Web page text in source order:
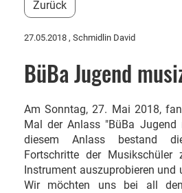
Zurück
27.05.2018 , Schmidlin David
BüBa Jugend
Am Sonntag, 27. Mai 2018,
Mal der Anlass "BüBa
diesem Anlass bestand
Fortschritte der Musikschüler
Instrument auszuprobieren und
Wir möchten uns bei all